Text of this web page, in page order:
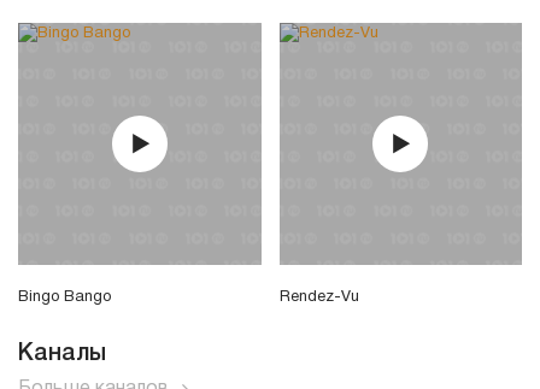
Bingo Bango Rendez-Vu
Каналы